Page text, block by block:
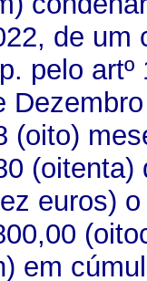
de um
pelo artº
(oito)
(oitenta)
euros)
em